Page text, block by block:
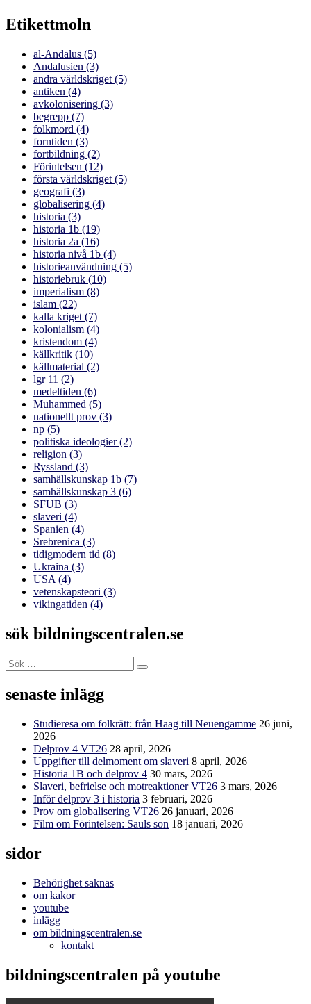
Etikettmoln
al-Andalus (5)
Andalusien (3)
andra världskriget (5)
antiken (4)
avkolonisering (3)
begrepp (7)
folkmord (4)
forntiden (3)
fortbildning (2)
Förintelsen (12)
första världskriget (5)
geografi (3)
globalisering (4)
historia (3)
historia 1b (19)
historia 2a (16)
historia nivå 1b (4)
historieanvändning (5)
historiebruk (10)
imperialism (8)
islam (22)
kalla kriget (7)
kolonialism (4)
kristendom (4)
källkritik (10)
källmaterial (2)
lgr 11 (2)
medeltiden (6)
Muhammed (5)
nationellt prov (3)
np (5)
politiska ideologier(2)
religion (3)
Ryssland (3)
samhällskunskap 1b (7)
samhällskunskap 3 (6)
SFUB (3)
slaveri (4)
Spanien (4)
Srebrenica (3)
tidigmodern tid (8)
Ukraina (3)
USA (4)
vetenskapsteori (3)
vikingatiden (4)
sök bildningscentralen.se
Sök
efter:
Sök
senaste inlägg
Studieresa om folkrätt: från Haag till Neuengamme 26 juni,
2026
Delprov 4 VT26 28 april, 2026
Uppgifter till delmoment om slaveri 8 april, 2026
Historia 1B och delprov 4 30 mars, 2026
Slaveri, befrielse och motreaktioner VT26 3 mars, 2026
Inför delprov 3 i historia 3 februari, 2026
Prov om globalisering VT26 26 januari, 2026
Film om Förintelsen: Sauls son 18 januari, 2026
sidor
Behörighet saknas
om kakor
youtube
inlägg
om bildningscentralen.se
kontakt
bildningscentralen på youtube